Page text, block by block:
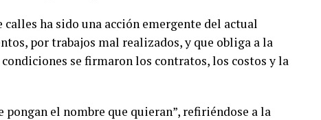
ha sido una acción emergente del actual
por trabajos mal realizados, y que obliga a la
se firmaron los contratos, los costos y la
pongan el nombre que quieran”, refiriéndose a la